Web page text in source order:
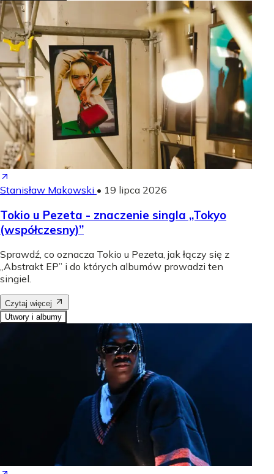
Stanisław Makowski • 19 lipca 2026
Tokio u Pezeta - znaczenie singla „Tokyo
(współczesny)”
Sprawdź, co oznacza Tokio u Pezeta, jak łączy się z
„Abstrakt EP” i do których albumów prowadzi ten
singiel.
Czytaj więcej
Utwory i albumy